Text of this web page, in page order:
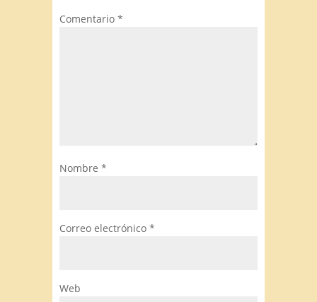
Comentario *
Nombre *
Correo electrónico *
Web